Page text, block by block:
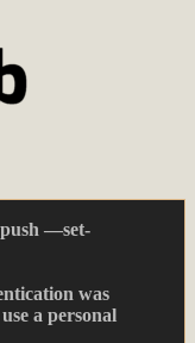
—set-
was
a personal